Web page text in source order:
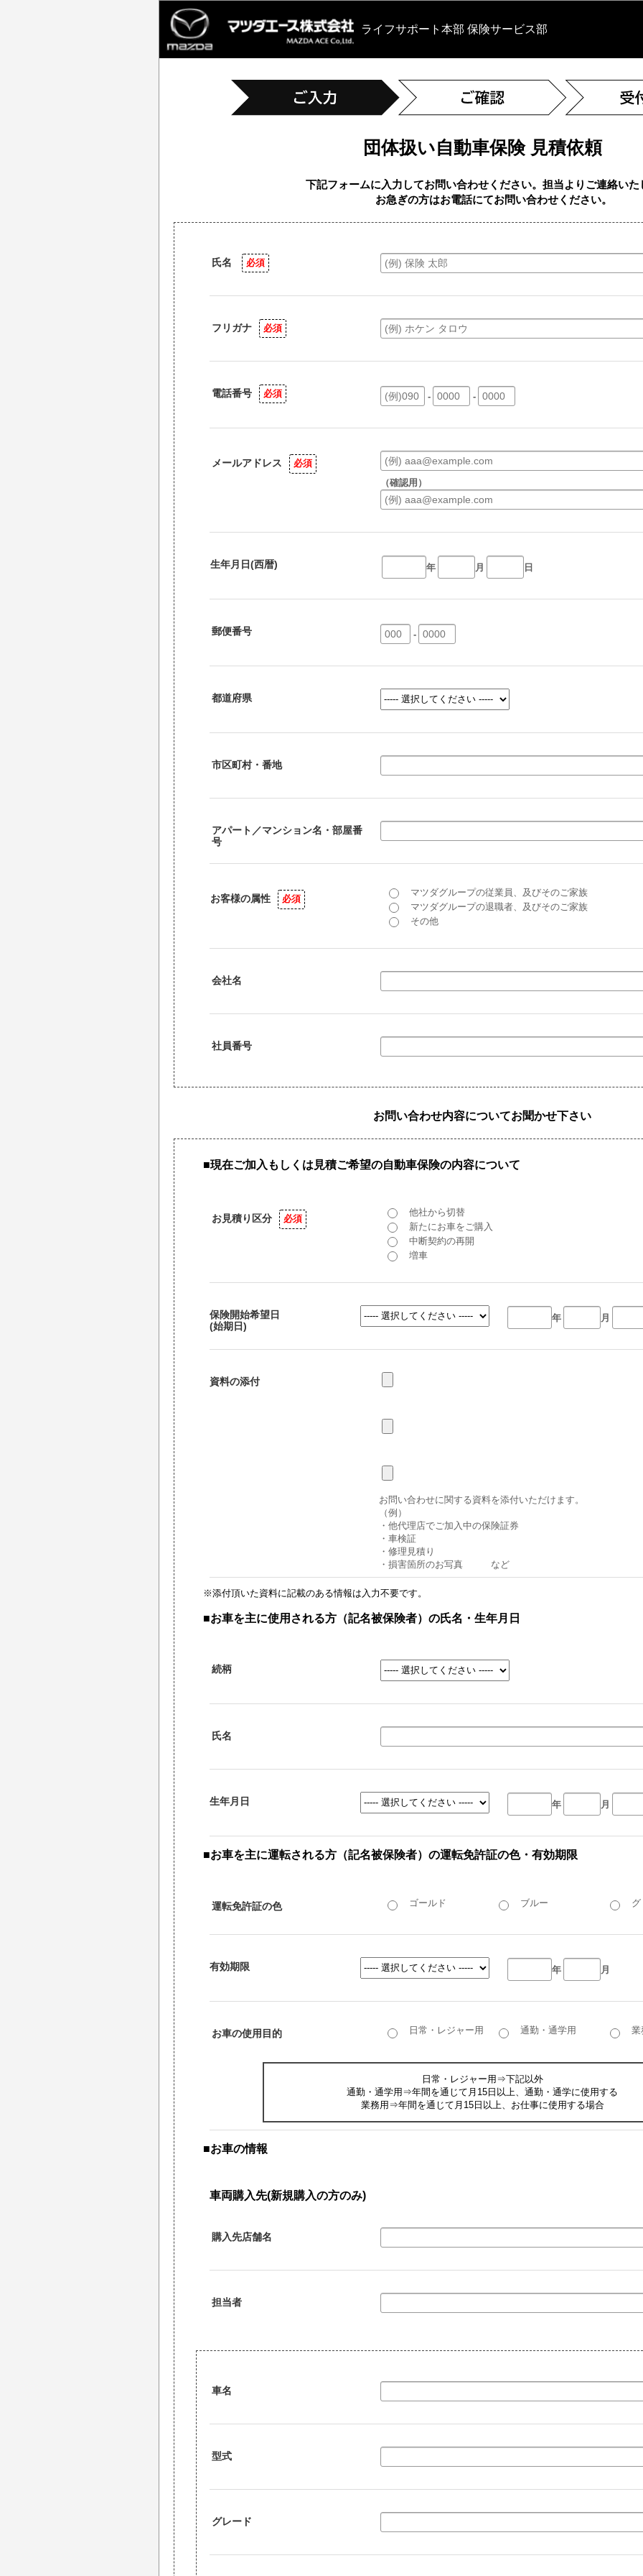
ライフサポート本部 保険サービス部
団体扱い自動車保険 見積依頼
下記フォームに入力してお問い合わせください。担当よりご連絡いた
お急ぎの方はお電話にてお問い合わせください。
氏名 必須
フリガナ 必須
電話番号 必須 - -
メールアドレス 必須
（確認用）
生年月日(西暦) 年 月 日
郵便番号 -
都道府県
市区町村・番地
アパート／マンション名・部屋番
号
お客様の属性 必須
マツダグループの従業員、及びそのご家族
マツダグループの退職者、及びそのご家族
その他
会社名
社員番号
お問い合わせ内容についてお聞かせ下さい
■現在ご加入もしくは見積ご希望の自動車保険の内容について
お見積り区分 必須
他社から切替
新たにお車をご購入
中断契約の再開
増車
保険開始希望日
(始期日)
年 月
資料の添付
お問い合わせに関する資料を添付いただけます。
（例）
・他代理店でご加入中の保険証券
・車検証
・修理見積り
・損害箇所のお写真 など
※添付頂いた資料に記載のある情報は入力不要です。
■お車を主に使用される方（記名被保険者）の氏名・生年月日
続柄
氏名
生年月日 年 月
■お車を主に運転される方（記名被保険者）の運転免許証の色・有効期限
運転免許証の色 ゴールド ブルー グ
有効期限 年 月
お車の使用目的 日常・レジャー用 通勤・通学用 業
日常・レジャー用⇒下記以外
通勤・通学用⇒年間を通じて月15日以上、通勤・通学に使用する
業務用⇒年間を通じて月15日以上、お仕事に使用する場合
■お車の情報
車両購入先(新規購入の方のみ)
購入先店舗名
担当者
車名
型式
グレード